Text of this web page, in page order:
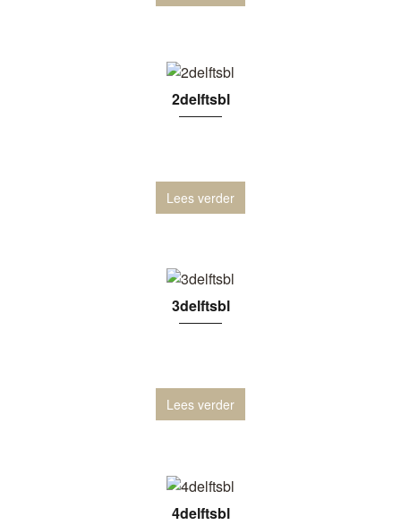
2delftsbl
Lees verder
3delftsbl
Lees verder
4delftsbl